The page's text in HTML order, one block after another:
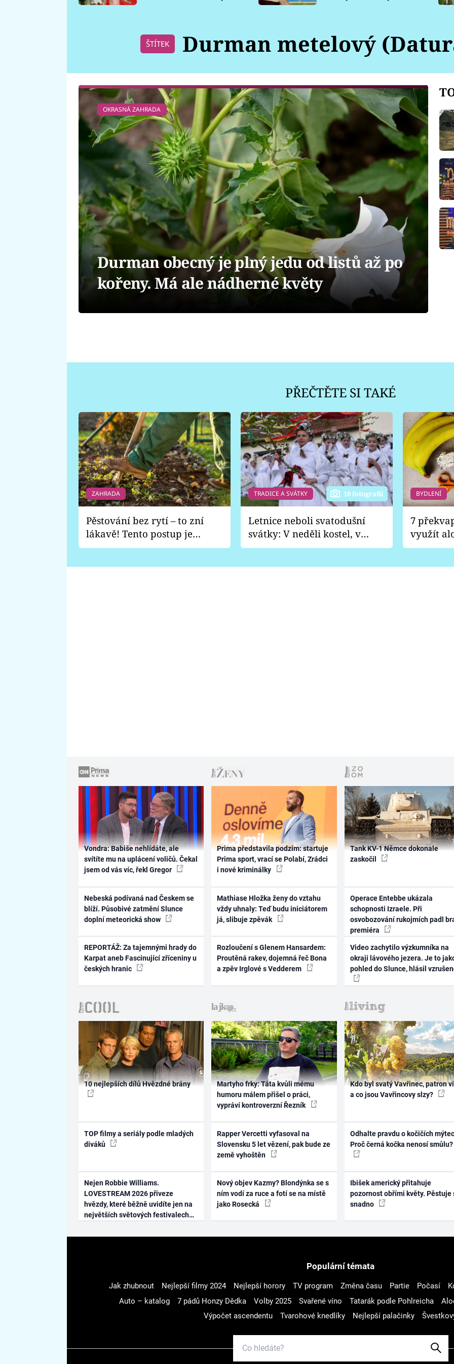
ŠTÍTEK Durman metelový
OKRASNÁ ZAHRADA
Durman obecný je plný jedu od listů až po
kořeny. Má ale nádherné květy
PŘEČTĚTE SI TAKÉ
ZAHRADA
Pěstování bez rytí – to zní
lákavě! Tento postup je
vhodný jen pro některé
TRADICE A SVÁTKY 10 fotografií
Letnice neboli svatodušní
svátky: V neděli kostel, v
pondělí zábava
BYDLENÍ
7
využít
Vondra: Babiše nehlídáte, ale
svítíte mu na uplácení voličů. Čekal
jsem od vás víc, řekl Gregor
Nebeská podívaná nad Českem se
blíží. Působivé zatmění Slunce
doplní meteorická show
REPORTÁŽ: Za tajemnými hrady do
Karpat aneb Fascinující zříceniny u
českých hranic
Prima představila podzim: startuje
Prima sport, vrací se Polabí, Zrádci
i nové kriminálky
Mathiase Hložka ženy do vztahu
vždy uhnaly: Teď budu iniciátorem
já, slibuje zpěvák
Rozloučení s Glenem Hansardem:
Proutěná rakev, dojemná řeč Bona
a zpěv Irglové s Vedderem
Tank KV-1 Němce dokonale
zaskočil
Operace Entebbe ukázala
schopnosti Izraele. Při
osvobozování rukojmích padl
premiéra
Video zachytilo výzkumníka na
okraji lávového jezera. Je to
pohled do Slunce, hlásil
10 nejlepších dílů Hvězdné brány
TOP filmy a seriály podle mladých
diváků
Nejen Robbie Williams.
LOVESTREAM 2026 přiveze
hvězdy, které běžně uvidíte jen na
největších světových festivalech
Martyho frky: Táta kvůli mému
humoru málem přišel o práci,
vypráví kontroverzní Řezník
Rapper Vercetti vyfasoval na
Slovensku 5 let vězení, pak bude ze
země vyhoštěn
Nový objev Kazmy? Blondýnka se s
ním vodí za ruce a fotí se na místě
jako Rosecká
Kdo byl svatý Vavřinec, patron
a co jsou Vavřincovy slzy?
Odhalte pravdu o kočičích
Proč černá kočka nenosí smůlu?
Ibišek americký přitahuje
pozornost obřími květy. Pěstuje
snadno
Populární témata
Jak zhubnout Nejlepší filmy 2024 Nejlepší horory TV program Změna času Partie Počasí
Auto – katalog
7 pádů Honzy Dědka Volby 2025 Svařené víno Tatarák podle Pohlreicha
Výpočet ascendentu
Tvarohové knedlíky Nejlepší palačinky